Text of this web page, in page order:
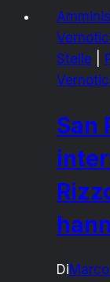
Stelle
San
Di